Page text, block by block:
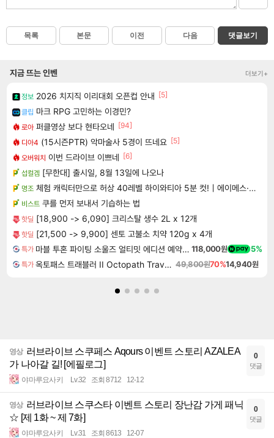
목록 본문 이전 다음 댓글보기
지금 뜨는 인벤 더보기+
정보 2026 치지직 이리대회 오픈컵 안내 [5]
클립 마크 RPG 고민하는 이경민?
로아 퍼클영상 보다 현타오네 [94]
디아4 (15시즌PTR) 악마술사 5경이 뜨네요 [5]
오버워치 이번 드라이브 이쁘네 [6]
섭컬겜 [무한대] 출시일, 8월 13일에 나오나
명조 체험 캐릭터만으로 허상 40레벨 하이와티아 5분 컷!｜에이메스·린네·모니에 명함
비스트 쿠를 먼저 보내서 기습하는 법
핫딜 [18,900 -> 6,090] 크리스탈 생수 2L x 12개
핫딜 [21,500 -> 9,900] 센토 고불소 치약 120g x 4개
특가 마블 투혼 파이팅 소울즈 얼티밋 에디션 예약구매 MARVEL Tokon Fighting Souls Ultimate Edition Pre-Purchase 118,000원 5%
특가 옥토패스 트래블러 II Octopath Traveler II 49,800원70%14,940원
영상 러브라이브 스쿠페스 Aqours 이벤트 스토리 AZALEA
가 나아갈 길! [에필로그]
야마루요사키 Lv.32 조회 8712 12-12
0
댓글
영상 러브라이브 스쿠스타 이벤트 스토리 장난감 가게 패닉
☆ [제 1화 ~ 제 7화]
야마루요사키 Lv.31 조회 8613 12-07
0
댓글